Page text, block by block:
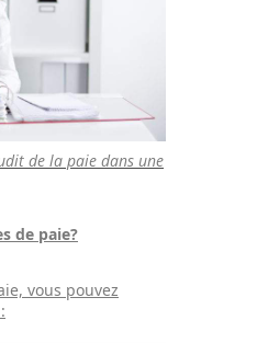
de la paie dans une
de paie?
vous pouvez